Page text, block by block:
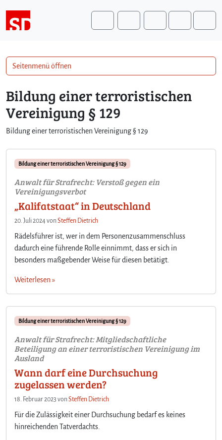
Search
Bildung einer terroristischen
Vereinigung § 129
Bildung einer terroristischen Vereinigung § 129
Bildung einer terroristischen Vereinigung § 129
Anwalt für Strafrecht: Verstoß gegen ein
Vereinigungsverbot
„Kalifatstaat“ in Deutschland
20. Juli 2024vonSteffen Dietrich
Rädelsführer ist, wer in dem Personenzusammenschluss
dadurch eine führende Rolle einnimmt, dass er sich in
besonders maßgebender Weise für diesen betätigt.
Weiterlesen »
Bildung einer terroristischen Vereinigung § 129
Anwalt für Strafrecht: Mitgliedschaftliche
Beteiligung an einer terroristischen Vereinigung im
Ausland
Wann darf eine Durchsuchung
zugelassen werden?
18. Februar 2023 vonSteffen Dietrich
Für die Zulässigkeit einer Durchsuchung bedarf es keines
hinreichenden Tatverdachts.
Seitenmenü öffnen